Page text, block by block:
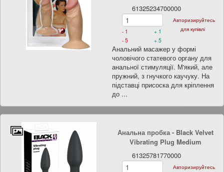
61325234700000
+ 1
- 1
- 5
+ 5
Авторизируйтесь
для купівлі
Анальний масажер у формі
чоловічого статевого органу для
анальної стимуляції. М'який, але
пружний, з гнучкого каучуку. На
підставці присоска для кріплення
до ...
Анальна пробка - Black Velvet
Vibrating Plug Medium
61325781770000
Авторизируйтесь